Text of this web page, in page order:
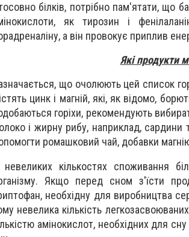
білків, потрібно пам'ятати, що
як тирозин і
а він провокує приплив
Які продукти
що очолюють цей список
цинк і магній, які, як відомо,
горіхи, рекомендують
і жирну рибу, наприклад,
ромашковий чай, добавки
кількостях споживання
Якщо перед сном з'їсти
необхідну для виробництва
невелика кількість
амінокислот, необхідних для